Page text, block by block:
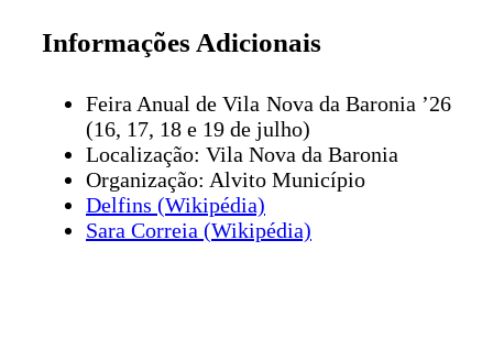
Informações Adicionais
Feira Anual de Vila Nova da Baronia ’26
(16, 17, 18 e 19 de julho)
Localização: Vila Nova da Baronia
Organização: Alvito Município
Delfins (Wikipédia)
Sara Correia (Wikipédia)